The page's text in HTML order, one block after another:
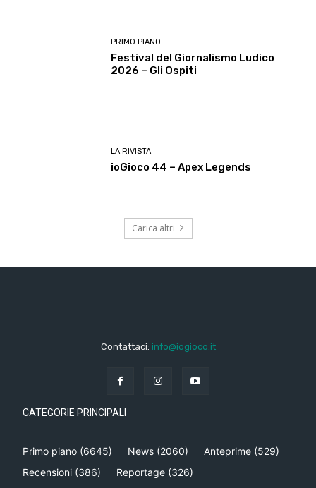
PRIMO PIANO
Festival del Giornalismo Ludico
2026 – Gli Ospiti
LA RIVISTA
ioGioco 44 – Apex Legends
Carica altri
Contattaci: info@iogioco.it
CATEGORIE PRINCIPALI
Primo piano (6645) News (2060) Anteprime (529)
Recensioni (386) Reportage (326)